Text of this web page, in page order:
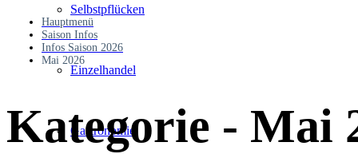
Selbstpflücken
Einzelhandel
Gastronomie
Hauptmenü
Saison Infos
Infos Saison 2026
Mai 2026
Kategorie - Mai